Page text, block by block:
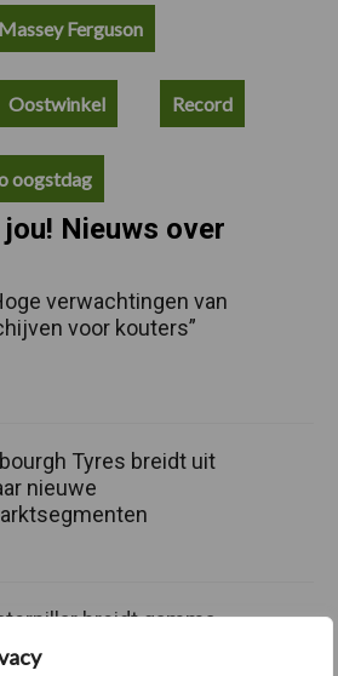
Massey Ferguson
Oostwinkel Record
oogstdag
Nieuws over
verwachtingen van
voor kouters”
Tyres breidt uit
nieuwe
breidt gamma
bulldozers uit